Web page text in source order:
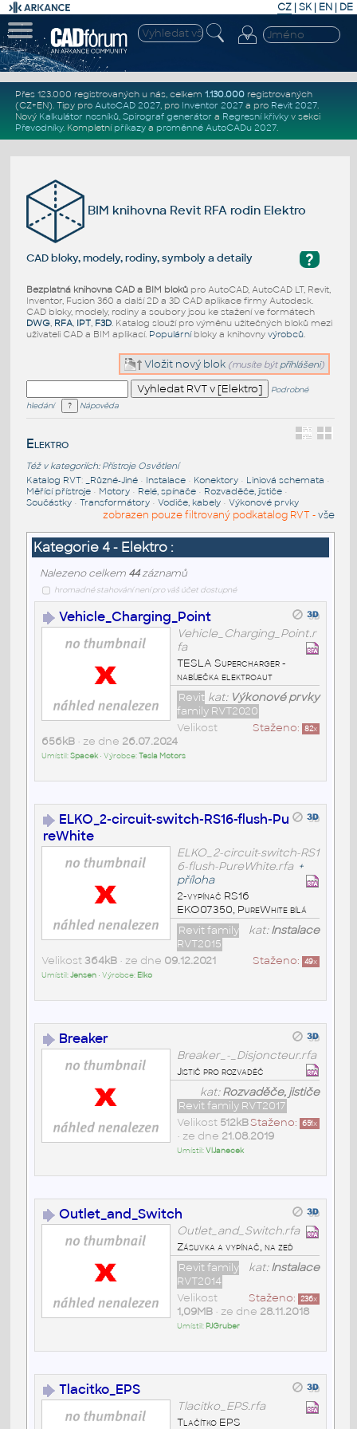
CZ | SK| EN | DE
Přes 123.000 registrovaných u nás, celkem 1.130.000registrovaných
(CZ+EN). Tipy pro AutoCAD 2027, pro Inventor 2027a pro Revit 2027.
Nový Kalkulátor nosníků, Spirograf generátor a Regresní křivkyv sekci
Převodníky. Kompletní příkazya proměnné AutoCADu 2027.
BIM knihovna Revit RFA rodin Elektro
?
CAD bloky, modely, rodiny, symboly a detaily
Bezplatná knihovna CAD a BIM blokůpro AutoCAD, AutoCAD LT, Revit,
Inventor, Fusion 360 a další 2D a 3D CAD aplikace firmy Autodesk.
CAD bloky, modely, rodiny a soubory jsou ke stažení ve formátech
DWG, RFA, IPT, F3D. Katalog slouží pro výměnu užitečných bloků mezi
uživateli CAD a BIM aplikací. Populárníbloky a knihovny výrobců.
Vložit nový blok (musíte být přihlášeni)
Podrobné
hledání
Nápověda
Elektro
Též v kategoriích: Přístroje Osvětlení
Katalog RVT: _Různé-Jiné• Instalace• Konektory• Liniová schemata •
Měřící přístroje• Motory• Relé, spínače• Rozvaděče, jističe•
Součástky• Transformátory• Vodiče, kabely• Výkonové prvky
zobrazen pouze filtrovaný podkatalog RVT -vše
Kategorie 4 - Elektro :
Nalezeno celkem 44záznamů
hromadné stahování není pro váš účet dostupné
Vehicle_Charging_Point
Vehicle_Charging_Point.r
fa
TESLA Supercharger -
nabíječka elektroaut
kat: Výkonové prvky
Revit
family RVT2020
Staženo: 82x
Velikost
656kB• ze dne 26.07.2024
Umístil:Spacek• Výrobce:Tesla Motors
ELKO_2-circuit-switch-RS16-flush-Pu
reWhite
ELKO_2-circuit-switch-RS1
6-flush-PureWhite.rfa +
příloha
2-vypínač RS16
EKO07350, PureWhite bílá
kat:Instalace
Revit family
RVT2015
Staženo: 49x
Velikost364kB• ze dne 09.12.2021
Umístil:Jensen• Výrobce: Elko
Breaker
Breaker_-_Disjoncteur.rfa
Jistič pro rozvaděč
kat:Rozvaděče, jističe
Revit family RVT2017
Staženo: 651x
Velikost 512kB
• ze dne 21.08.2019
Umístil:VlJanecek
Outlet_and_Switch
Outlet_and_Switch.rfa
Zásuvka a vypínač, na zeď
kat:Instalace
Revit family
RVT2014
Staženo: 236x
Velikost
1,09MB• ze dne 28.11.2018
Umístil: PJGruber
Tlacitko_EPS
Tlacitko_EPS.rfa
Tlačítko EPS